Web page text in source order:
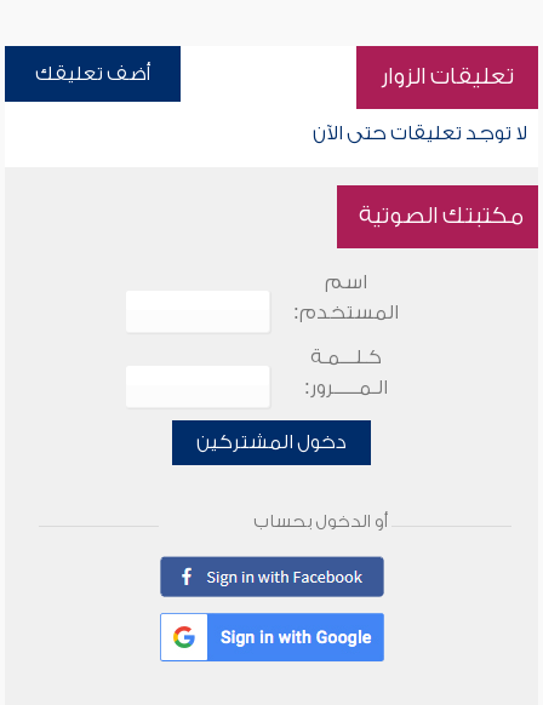
تعليقات الزوار أضف تعليقك
لا توجد تعليقات حتى الآن
مكتبتك الصوتية
اسم
المستخدم:
كـلـــمـة
الـمـــــرور:
دخول المشتركين
أو الدخول بحساب